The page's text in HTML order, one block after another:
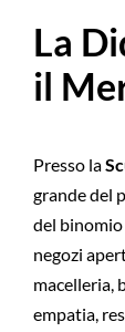
La
il
Presso la
grande del
del binomio
negozi
macelleria,
empatia,